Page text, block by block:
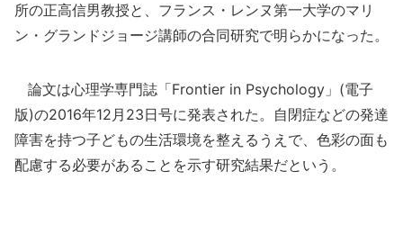
所の正高信男教授と、フランス・レンヌ第一大学のマリ
ン・グランドジョージ講師の合同研究で明らかになった。
論文は心理学専門誌「Frontier in Psychology」(電子
版)の2016年12月23日号に発表された。自閉症などの発達
障害を持つ子どもの生活環境を整えるうえで、色彩の面も
配慮する必要があることを示す研究結果だという。